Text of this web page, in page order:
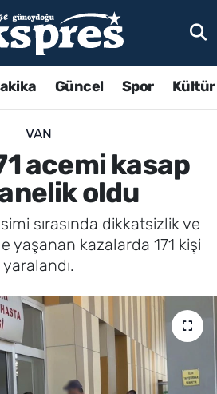
Güncel Spor
VAN
acemi kasap
oldu
sırasında dikkatsizlik ve
yaşanan kazalarda 171 kişi
yaralandı.